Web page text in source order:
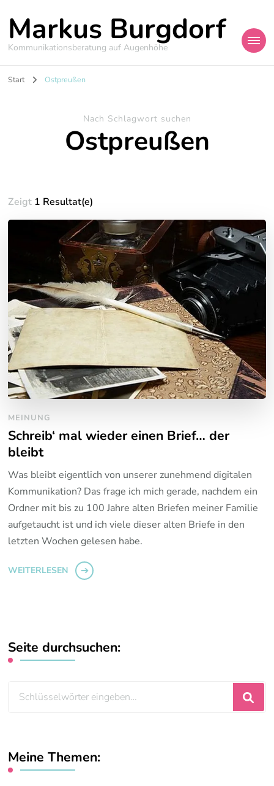
Markus Burgdorf
Kommunikationsberatung auf Augenhöhe
Start Ostpreußen
Nach Schlagwort suchen
Ostpreußen
Zeigt 1 Resultat(e)
MEINUNG
Schreib‘ mal wieder einen Brief… der
bleibt
Was bleibt eigentlich von unserer zunehmend digitalen
Kommunikation? Das frage ich mich gerade, nachdem ein
Ordner mit bis zu 100 Jahre alten Briefen meiner Familie
aufgetaucht ist und ich viele dieser alten Briefe in den
letzten Wochen gelesen habe.
WEITERLESEN
Seite durchsuchen:
Meine Themen: